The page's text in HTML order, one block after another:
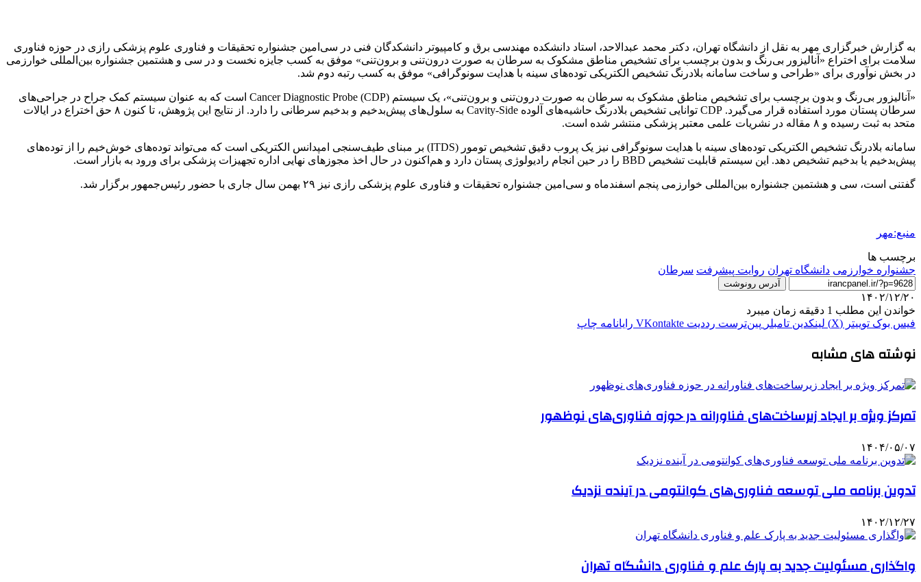
به گزارش خبرگزاری مهر به نقل از دانشگاه تهران، دکتر محمد عبدالاحد، استاد دانشکده مهندسی برق و کامپیوتر دانشکدگان فنی در سی‌امین جشنواره تحقیقات و فناوری علوم پزشکی رازی در حوزه فناوری
سلامت برای اختراع «آنالیزور بی‌رنگ و بدون برچسب برای تشخیص مناطق مشکوک به سرطان به صورت درون‌تنی و برون‌تنی» موفق به کسب جایزه نخست و در سی و هشتمین جشنواره بین‌المللی خوارزمی
در بخش نوآوری برای «طراحی و ساخت سامانه بلادرنگ تشخیص الکتریکی توده‌های سینه با هدایت سونوگرافی» موفق به کسب رتبه دوم شد.
«آنالیزور بی‌رنگ و بدون برچسب برای تشخیص مناطق مشکوک به سرطان به صورت درون‌تنی و برون‌تنی»، یک سیستم Cancer Diagnostic Probe (CDP) است که به عنوان سیستم کمک جراح در جراحی‌های
سرطان پستان مورد استفاده قرار می‌گیرد. CDP توانایی تشخیص بلادرنگ حاشیه‌های آلوده Cavity-Side به سلول‌های پیش‌بدخیم و بدخیم سرطانی را دارد. از نتایج این پژوهش،
تا کنون
۸ حق اختراع در ایالات
متحد به ثبت رسیده و ۸ مقاله در نشریات علمی معتبر پزشکی منتشر شده است.
سامانه بلادرنگ تشخیص الکتریکی توده‌های سینه با هدایت سونوگرافی نیز یک پروب دقیق تشخیص تومور (ITDS) بر مبنای طیف‌سنجی امپدانس الکتریکی است که می‌تواند توده‌های خوش‌خیم را از توده‌های
پیش‌بدخیم یا بدخیم تشخیص دهد. این سیستم قابلیت تشخیص BBD را در حین انجام رادیولوژی پستان دارد و هم‌اکنون در حال اخذ مجوزهای نهایی
اداره تجهیزات پزشکی برای ورود به بازار است.
گفتنی است، سی و هشتمین جشنواره بین‌المللی خوارزمی پنجم اسفندماه و سی‌امین جشنواره تحقیقات و فناوری علوم پزشکی رازی نیز ۲۹ بهمن سال جاری با حضور رئیس‌جمهور برگزار شد.
منبع:مهر
برچسب ها
جشنواره خوارزمی دانشگاه تهران روایت پیشرفت سرطان
آدرس رونوشت
۱۴۰۲/۱۲/۲۰
خواندن این مطلب 1 دقیقه زمان میبرد
فیس بوک توییتر (X) لینکدین ‫تامبلر ‫پین‌ترست ‫رددیت ‫VKontakte رایانامه چاپ
نوشته های مشابه
تمرکز ویژه بر ایجاد زیرساخت‌های فناورانه در حوزه فناوری‌های نوظهور
۱۴۰۴/۰۵/۰۷
تدوین برنامه ملی توسعه فناوری‌­های کوانتومی در آینده نزدیک
۱۴۰۲/۱۲/۲۷
واگذاری مسئولیت جدید به پارک علم و فناوری دانشگاه تهران